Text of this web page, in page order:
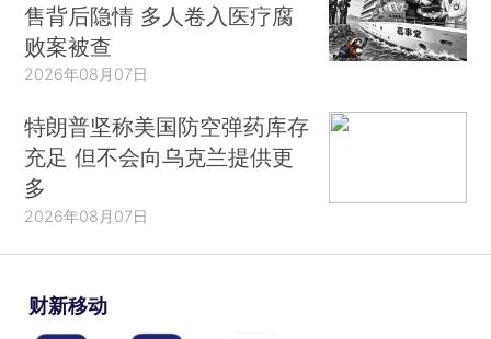
售背后隐情 多人卷入医疗腐
败案被查
2026年08月07日
特朗普坚称美国防空弹药库存
充足 但不会向乌克兰提供更
多
2026年08月07日
财新移动